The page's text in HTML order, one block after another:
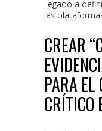
llegado a
las
CREAR
PARA EL
CRÍTICO